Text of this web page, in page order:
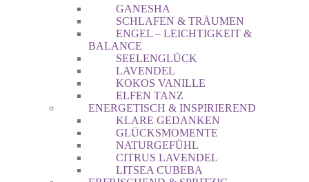
GANESHA
SCHLAFEN & TRÄUMEN
ENGEL – LEICHTIGKEIT &
BALANCE
SEELENGLÜCK
LAVENDEL
KOKOS VANILLE
ELFEN TANZ
ENERGETISCH & INSPIRIEREND
KLARE GEDANKEN
GLÜCKSMOMENTE
NATURGEFÜHL
CITRUS LAVENDEL
LITSEA CUBEBA